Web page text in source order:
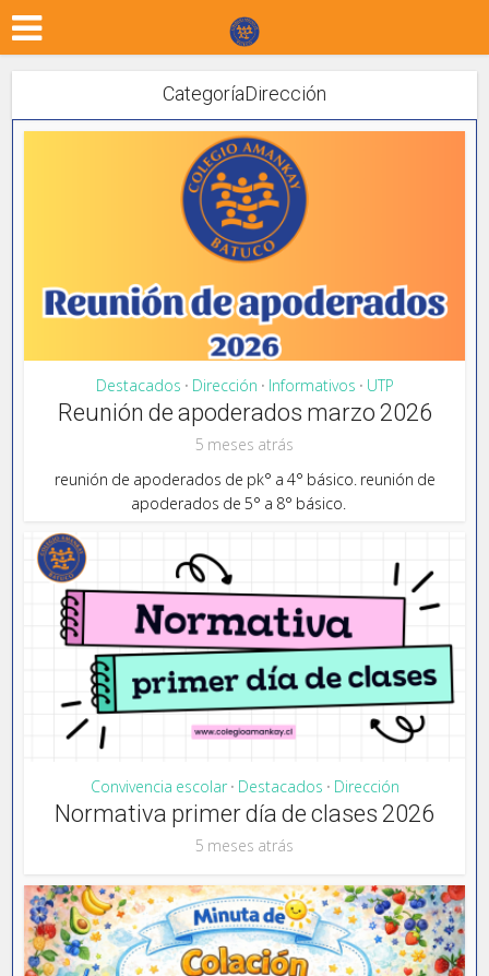
CategoríaDirección
Destacados • Dirección • Informativos • UTP
Reunión de apoderados marzo 2026
5 meses atrás
reunión de apoderados de pk° a 4° básico. reunión de
apoderados de 5° a 8° básico.
Convivencia escolar • Destacados • Dirección
Normativa primer día de clases 2026
5 meses atrás